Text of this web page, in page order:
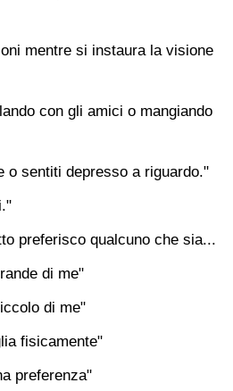
mentre si instaura la visione
con gli amici o mangiando
o sentiti depresso a riguardo."
preferisco qualcuno che sia...
di me"
di me"
fisicamente"
preferenza"